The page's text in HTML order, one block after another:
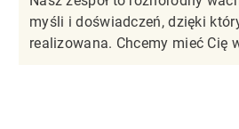
myśli i doświadczeń, dzięki
realizowana. Chcemy mieć Cię